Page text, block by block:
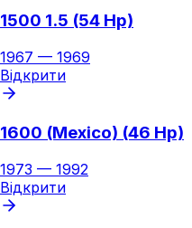
1500 1.5 (54 Hp)
1967 — 1969
Відкрити
1600 (Mexico) (46 Hp)
1973 — 1992
Відкрити